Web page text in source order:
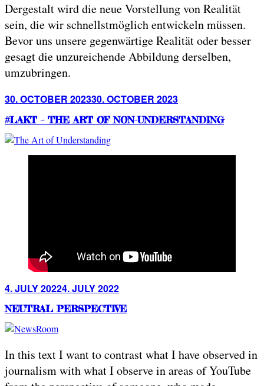
Dergestalt wird die neue Vorstellung von Realität
sein, die wir schnellstmöglich entwickeln müssen.
Bevor uns unsere gegenwärtige Realität oder besser
gesagt die unzureichende Abbildung derselben,
umzubringen.
Posted
30. OCTOBER 202330. OCTOBER 2023
#LAKT – THE ART OF NON-UNDERSTANDING
Posted
4. JULY 20224. JULY 2022
NEUTRAL PERSPECTIVE
In this text I want to contrast what I have observed in
journalism with what I observe in areas of YouTube